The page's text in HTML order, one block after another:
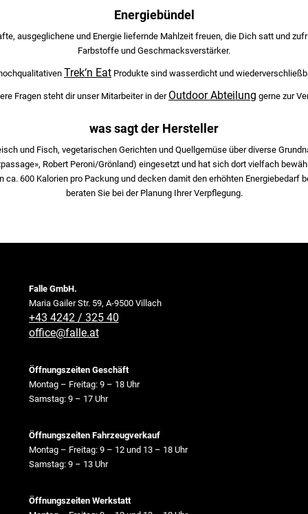
Energiebündel
ausgeglichene und Energie liefernde Mahlzeit freuen, die Dich satt und
Farbstoffe und Geschmacksverstärker.
Trek‘n Eat Produkte sind wasserdicht und
Fragen steht dir unser Mitarbeiter in der Outdoor Abteilung gerne zur
was sagt der Hersteller
und Fisch, vegetarischen Gerichten und Quellgemüse über diverse
Robert Peroni/Grönland) eingesetzt und hat sich dort vielfach
600 Kalorien pro Packung und decken damit den erhöhten
beraten Sie bei der Planung Ihrer Verpflegung.
Falle GmbH.
Maria Gailer Str. 59, A-9500 Villach
+43 4242 / 325 40
office@falle.at
Öffnungszeiten Geschäft
Montag – Freitag: 9 – 18 Uhr
Samstag: 9 – 17 Uhr
Öffnungszeiten Fahrzeugverkauf
Montag – Freitag: 9 – 12 und 13 – 18 Uhr
Samstag: 9 – 13 Uhr
Öffnungszeiten Werkstatt